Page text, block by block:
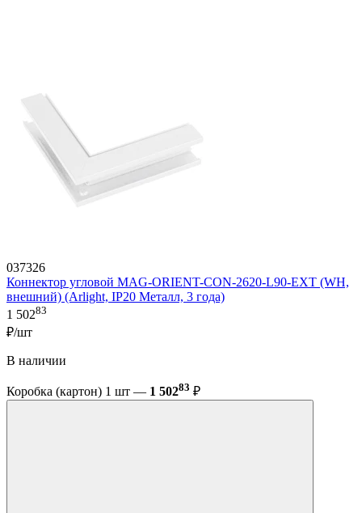
037326
Коннектор угловой MAG-ORIENT-CON-2620-L90-EXT (WH,
внешний) (Arlight, IP20 Металл, 3 года)
1 50283
₽/шт
В наличии
Коробка (картон) 1 шт — 1 50283 ₽